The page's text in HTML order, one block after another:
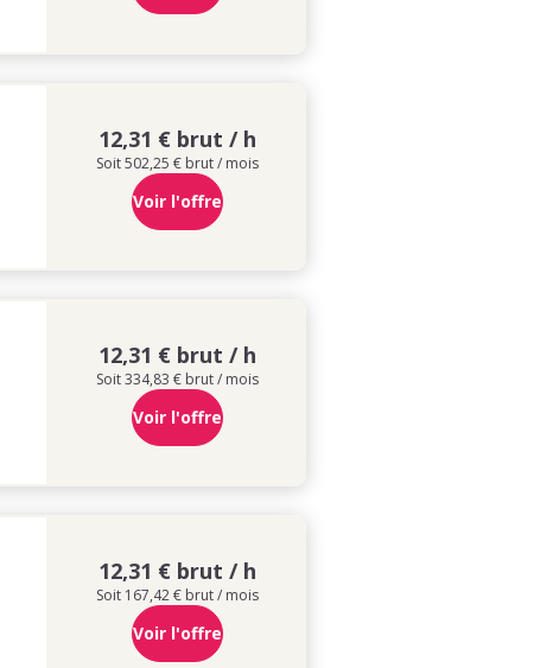
12,31 € brut / h
Soit 502,25 € brut / mois
Voir l'offre
12,31 € brut / h
Soit 334,83 € brut / mois
Voir l'offre
12,31 € brut / h
Soit 167,42 € brut / mois
Voir l'offre